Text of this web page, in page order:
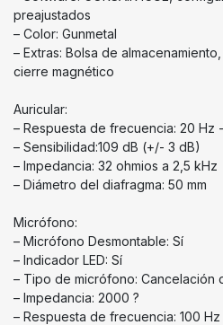
preajustados
– Color: Gunmetal
– Extras: Bolsa de
cierre magnético
Auricular:
– Respuesta de frecuencia: 20 Hz
– Sensibilidad:109 dB (+/- 3 dB)
– Impedancia: 32 ohmios a 2,5 kHz
– Diámetro del diafragma: 50 mm
Micrófono:
– Micrófono Desmontable: Sí
– Indicador LED: Sí
– Tipo de micrófono: Cancelación
– Impedancia: 2000 ?
– Respuesta de frecuencia: 100 Hz